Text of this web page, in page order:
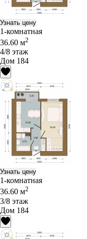
Узнать цену
1-комнатная
36.60 м2
4/8 этаж
Дом 184
Узнать цену
1-комнатная
36.60 м2
3/8 этаж
Дом 184